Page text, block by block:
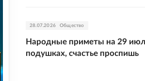
28.07.2026 Общество
Народные приметы на 29
подушках, счастье проспишь